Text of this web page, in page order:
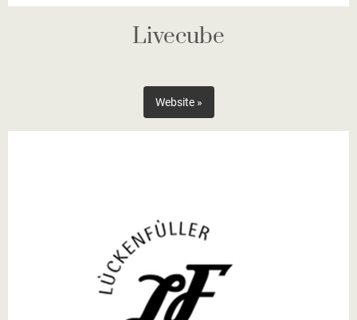
Livecube
Website »